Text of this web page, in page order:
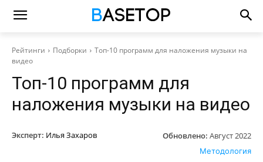
Рейтинги Подборки
Топ-10 программ для наложения музыки на
видео
Топ-10 программ для
наложения музыки на видео
Эксперт: Илья Захаров Обновлено: Август 2022
Методология